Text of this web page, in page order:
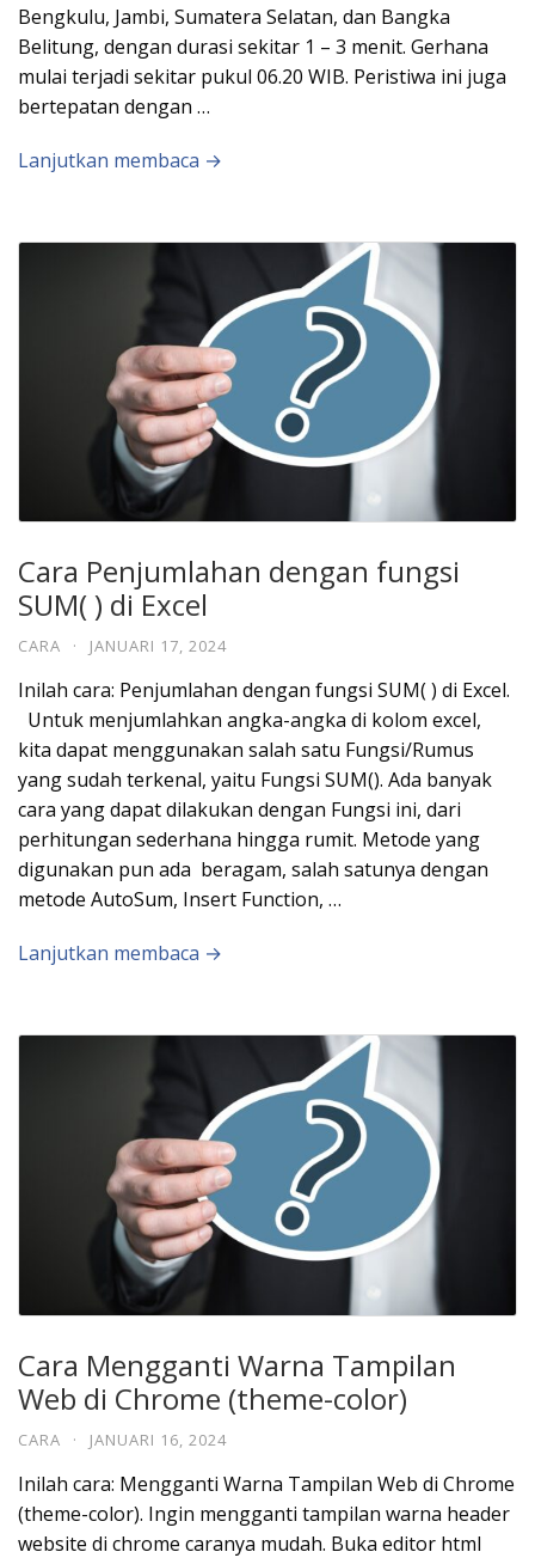
Bengkulu, Jambi, Sumatera Selatan, dan Bangka
Belitung, dengan durasi sekitar 1 – 3 menit. Gerhana
mulai terjadi sekitar pukul 06.20 WIB. Peristiwa ini juga
bertepatan dengan …
Lanjutkan membaca →
Cara Penjumlahan dengan fungsi
SUM( ) di Excel
CARA · JANUARI 17, 2024
Inilah cara: Penjumlahan dengan fungsi SUM( ) di Excel.
Untuk menjumlahkan angka-angka di kolom excel,
kita dapat menggunakan salah satu Fungsi/Rumus
yang sudah terkenal, yaitu Fungsi SUM(). Ada banyak
cara yang dapat dilakukan dengan Fungsi ini, dari
perhitungan sederhana hingga rumit. Metode yang
digunakan pun ada beragam, salah satunya dengan
metode AutoSum, Insert Function, …
Lanjutkan membaca →
Cara Mengganti Warna Tampilan
Web di Chrome (theme-color)
CARA · JANUARI 16, 2024
Inilah cara: Mengganti Warna Tampilan Web di Chrome
(theme-color). Ingin mengganti tampilan warna header
website di chrome caranya mudah. Buka editor html